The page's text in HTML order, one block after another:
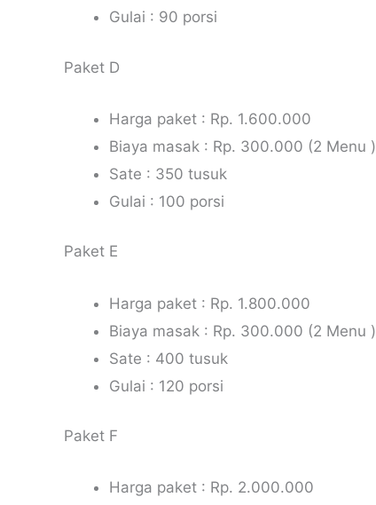
Gulai : 90 porsi
Paket D
Harga paket : Rp. 1.600.000
Biaya masak : Rp. 300.000 (2 Menu )
Sate : 350 tusuk
Gulai : 100 porsi
Paket E
Harga paket : Rp. 1.800.000
Biaya masak : Rp. 300.000 (2 Menu )
Sate : 400 tusuk
Gulai : 120 porsi
Paket F
Harga paket : Rp. 2.000.000